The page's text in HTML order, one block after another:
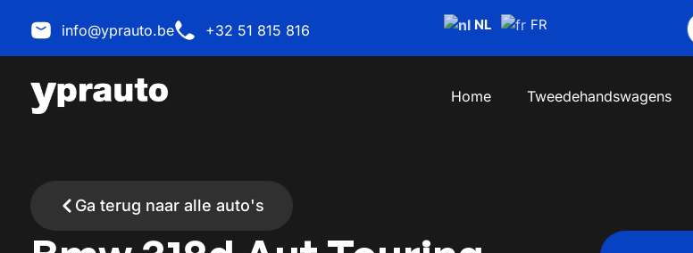
info@yprauto.be +32 51 815 816 NL FR
Home Tweedehandswagens
Ga terug naar alle auto's